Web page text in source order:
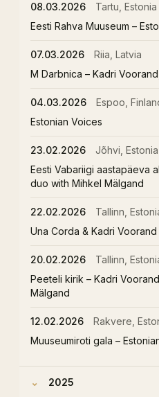
08.03.2026
Tartu, Estonia
Eesti Rahva Muuseum –
07.03.2026
Riia, Latvia
M Darbnica – Kadri
04.03.2026
Espoo,
Estonian Voices
23.02.2026
Jõhvi, Estonia
Eesti Vabariigi aastapäeva
duo with Mihkel Mälgand
22.02.2026
Tallinn,
Una Corda & Kadri Voorand
20.02.2026
Tallinn,
Peeteli kirik – Kadri
Mälgand
12.02.2026
Rakvere,
Muuseumiroti gala –
2025